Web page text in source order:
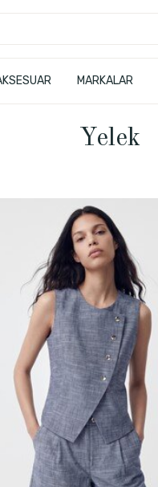
MARKALAR
Yelek